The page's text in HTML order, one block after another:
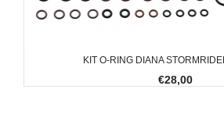
KIT O-RING DIANA
€28,00